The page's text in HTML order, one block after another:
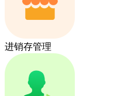
进销存管理